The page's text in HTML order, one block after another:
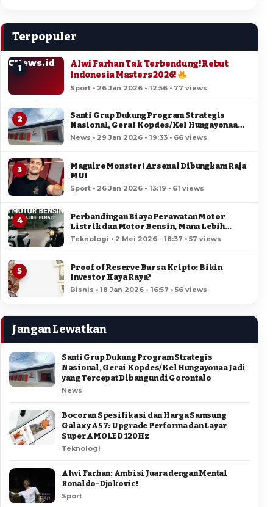
Terpopuler
CNews.id
1
Alwi Farhan Tak Terbendung! Rebut
Indonesia Masters 2026!
Sport • 26 Jan 2026 - 12:56 • 77 views
2
Santi Grup Dukung Program Strategis
Nasional, Gerai Kopdes/Kel Hungayonaa
Jadi yang Tercepat Dibangun di Gorontalo
News • 29 Jan 2026 - 19:33 • 66 views
3
Maguire Monster! Arsenal Dibungkam Raja
MU!
Sport • 26 Jan 2026 - 13:19 • 61 views
4
Perbandingan Biaya Perawatan Motor
Listrik dan Motor Bensin, Mana Lebih
Hemat?
Teknologi • 2 Mei 2026 - 18:37 • 57 views
5
Proof of Reserve Bursa Kripto: Bikin
Investor Kaya Raya?
Bisnis • 18 Jan 2026 - 16:57 • 56 views
Jangan Lewatkan
Santi Grup Dukung Program Strategis
Nasional, Gerai Kopdes/Kel Hungayonaa Jadi
yang Tercepat Dibangun di Gorontalo
News
Bocoran Spesifikasi dan Harga Samsung
Galaxy A57: Upgrade Performa dan Layar
Super AMOLED 120Hz
Teknologi
Alwi Farhan: Ambisi Juara dengan Mental
Ronaldo-Djokovic!
Sport